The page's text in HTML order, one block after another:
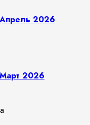
2026
2026